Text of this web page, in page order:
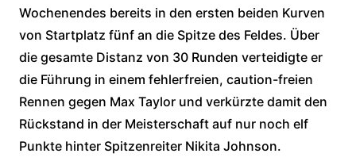
Wochenendes bereits in den ersten beiden Kurven
von Startplatz fünf an die Spitze des Feldes. Über
die gesamte Distanz von 30 Runden verteidigte er
die Führung in einem fehlerfreien, caution-freien
Rennen gegen Max Taylor und verkürzte damit den
Rückstand in der Meisterschaft auf nur noch elf
Punkte hinter Spitzenreiter Nikita Johnson.